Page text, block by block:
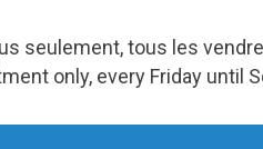
seulement, tous les
only, every Friday until